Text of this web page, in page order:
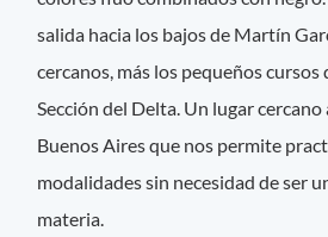
salida hacia los bajos de Martín
cercanos, más los pequeños cursos
Sección del Delta. Un lugar cercano
Buenos Aires que nos permite
modalidades sin necesidad de ser
materia.